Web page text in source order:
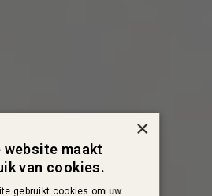
×
website maakt
van cookies.
gebruikt cookies om uw